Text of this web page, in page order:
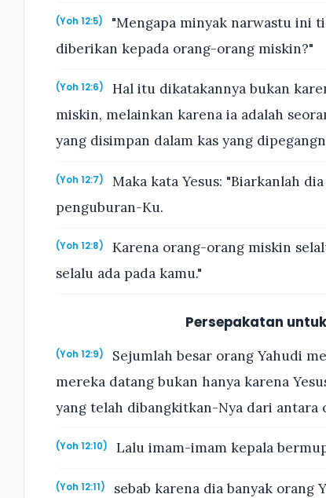
(Yoh 12:5)
"Mengapa minyak narwastu ini
diberikan kepada orang-orang miskin?"
(Yoh 12:6)
Hal itu dikatakannya bukan
miskin, melainkan karena ia adalah
yang disimpan dalam kas yang
(Yoh 12:7)
Maka kata Yesus: "Biarkanlah
penguburan-Ku.
(Yoh 12:8)
Karena orang-orang miskin
selalu ada pada kamu."
Persepakatan
(Yoh 12:9)
Sejumlah besar orang Yahudi
mereka datang bukan hanya karena
yang telah dibangkitkan-Nya dari antara
(Yoh 12:10) Lalu imam-imam kepala
(Yoh 12:11)
sebab karena dia banyak orang